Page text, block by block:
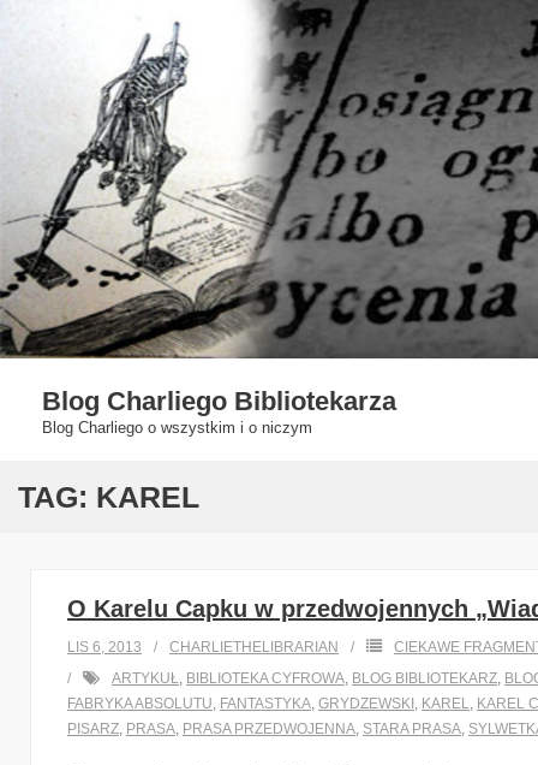
Blog Charliego Bibliotekarza
Blog Charliego o wszystkim i o niczym
TAG: KAREL
O Karelu Capku w przedwojennych
LIS 6, 2013 CHARLIETHELIBRARIAN
CIEKAWE
ARTYKUŁ, BIBLIOTEKA CYFROWA, BLOG BIBLIOTEKARZ,
FABRYKA ABSOLUTU, FANTASTYKA, GRYDZEWSKI , KAREL, KAREL
PISARZ, PRASA, PRASA PRZEDWOJENNA, STARA PRASA,